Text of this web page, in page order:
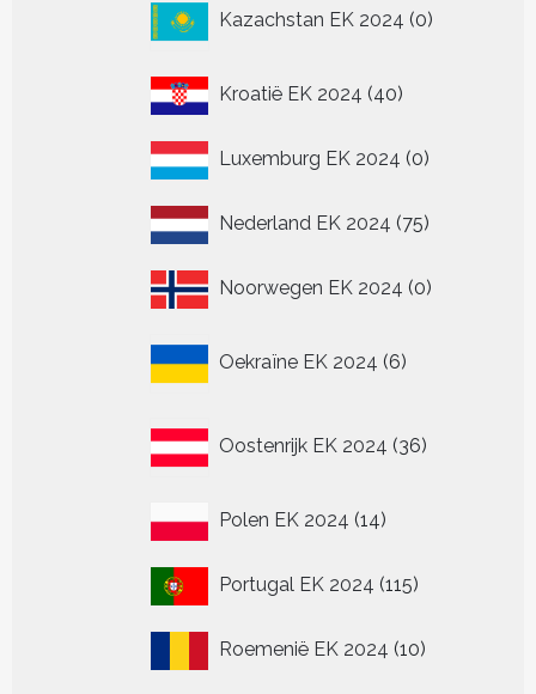
Kazachstan EK 2024 0
producten
Kroatië EK 2024 4040
Luxemburg EK 2024 00
Nederland EK 2024 7575
Noorwegen EK 2024 00
Oekraïne EK 2024 6
producten
Oostenrijk EK 2024 36
producten
Polen EK 2024 1414
Portugal EK 2024 115115
Roemenië EK 2024 1010